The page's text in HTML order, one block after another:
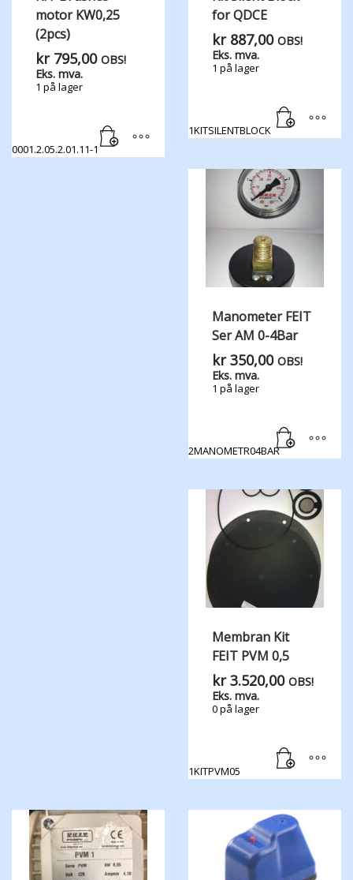
motor KW0,25
(2pcs)
kr795,00 OBS!
Eks. mva.
1 på lager
0001.2.05.2.01.11-1
for QDCE
kr887,00 OBS!
Eks. mva.
1 på lager
1KITSILENTBLOCK
Manometer FEIT
Ser AM 0-4Bar
kr350,00 OBS!
Eks. mva.
1 på lager
2MANOMETR04BAR
Membran Kit
FEIT PVM 0,5
kr3.520,00 OBS!
Eks. mva.
0 på lager
1KITPVM05